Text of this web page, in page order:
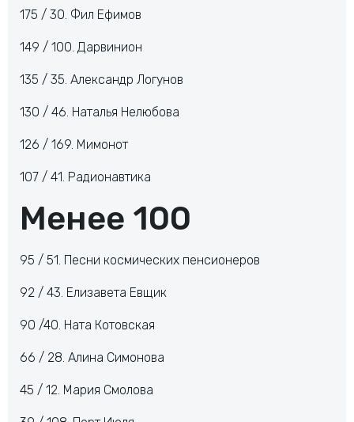
175 / 30. Фил Ефимов
149 / 100. Дарвинион
135 / 35. Александр Логунов
130 / 46. Наталья Нелюбова
126 / 169. Мимонот
107 / 41. Радионавтика
Менее 100
95 / 51. Песни космических пенсионеров
92 / 43. Елизавета Евщик
90 /40. Ната Котовская
66 / 28. Алина Симонова
45 / 12. Мария Смолова